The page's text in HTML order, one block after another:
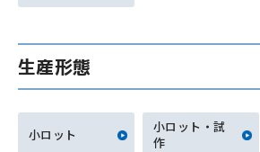
生産形態
小ロット
小ロット・試
作